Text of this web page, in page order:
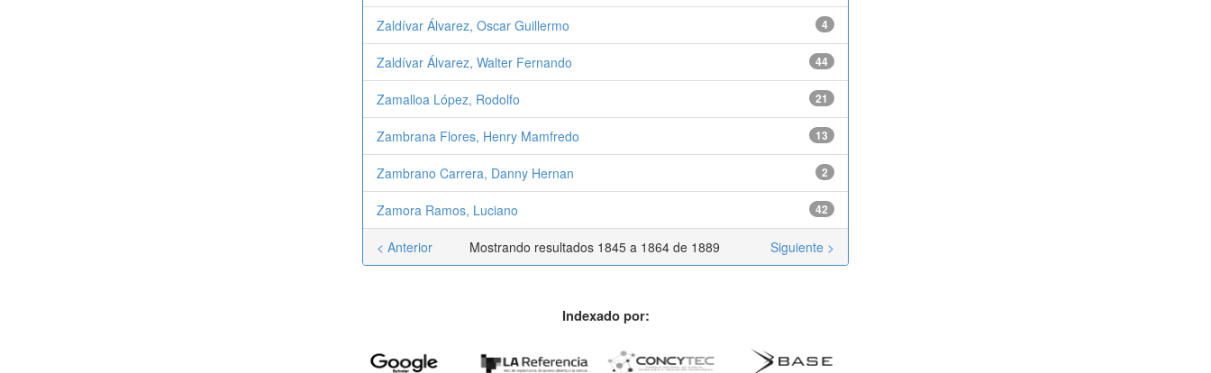
Zaldívar Álvarez, Oscar Guillermo 4
Zaldívar Álvarez, Walter Fernando 44
Zamalloa López, Rodolfo 21
Zambrana Flores, Henry Mamfredo 13
Zambrano Carrera, Danny Hernan 2
Zamora Ramos, Luciano 42
Mostrando resultados 1845 a 1864 de 1889
< Anterior Siguiente >
Indexado por: